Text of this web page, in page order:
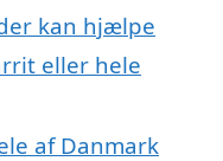
kan hjælpe
eller hele
af Danmark